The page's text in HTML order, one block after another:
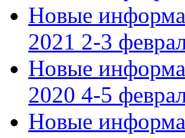
Новые
2021 2-3
Новые
2020 4-5
Новые